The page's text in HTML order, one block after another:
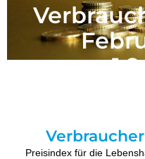
+
Preisindex für die